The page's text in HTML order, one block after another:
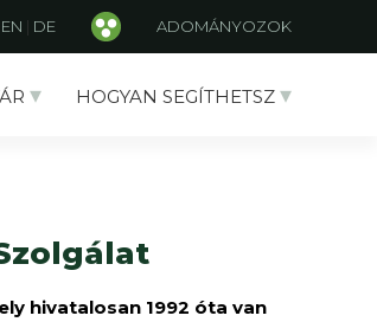
EN | DE ADOMÁNYOZOK
HOGYAN SEGÍTHETSZ
hivatalosan 1992 óta van